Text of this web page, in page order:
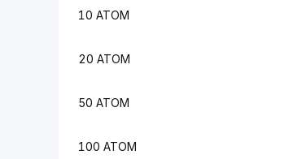
10 ATOM
20 ATOM
50 ATOM
100 ATOM